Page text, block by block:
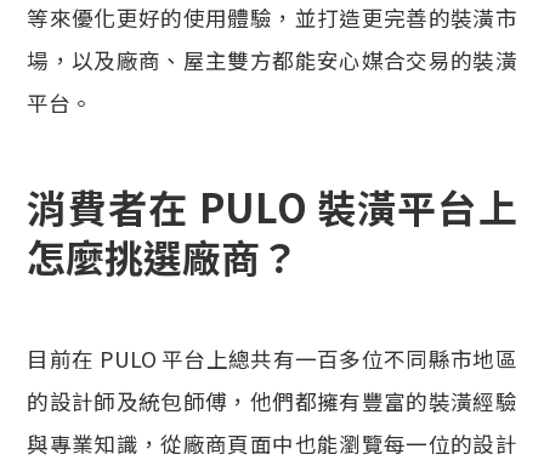
等來優化更好的使用體驗，並打造更完善的裝潢市
場，以及廠商、屋主雙方都能安心媒合交易的裝潢
平台。
消費者在 PULO 裝潢平台上
怎麼挑選廠商？
目前在 PULO 平台上總共有一百多位不同縣市地區
的設計師及統包師傅，他們都擁有豐富的裝潢經驗
與專業知識，從廠商頁面中也能瀏覽每一位的設計